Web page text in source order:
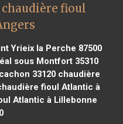
fioul
Yrieix la Perche 87500
sous Montfort 35310
33120chaudière
fioul Atlantic à
Atlantic à Lillebonne